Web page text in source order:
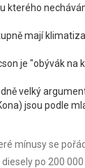
kterého
mají
je "obývák
velký
jsou podle
mínusy se
po 200